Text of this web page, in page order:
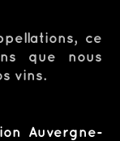
ce
que nous
vins.
Auvergne-